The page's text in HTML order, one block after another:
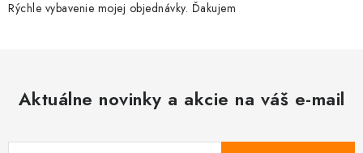
Rýchle vybavenie mojej objednávky. Ďakujem
Aktuálne novinky a akcie na váš e-mail